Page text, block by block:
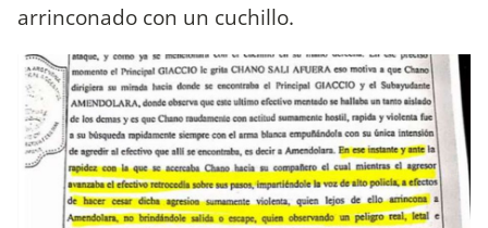
arrinconado con un cuchillo.